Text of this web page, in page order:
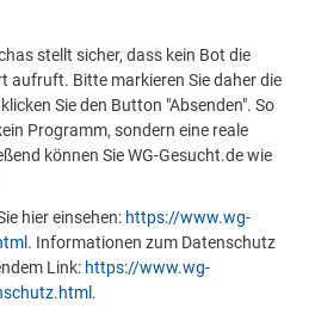
stellt sicher, dass kein Bot die
aufruft. Bitte markieren Sie daher die
Sie den Button "Absenden". So
Programm, sondern eine reale
können Sie WG-Gesucht.de wie
hier einsehen: https://www.wg-
. Informationen zum Datenschutz
Link: https://www.wg-
.